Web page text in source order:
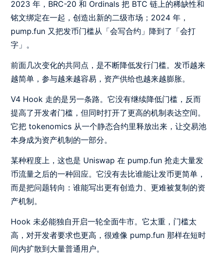
2023 年，BRC-20 和 Ordinals 把 BTC 链上的稀缺性和
铭文绑定在一起，创造出新的二级市场；2024 年，
pump.fun 又把发币门槛从「会写合约」降到了「会打
字」。
前面几次变化的共同点，是不断降低发行门槛。发币越来
越简单，参与越来越容易，资产供给也越来越膨胀。
V4 Hook 走的是另一条路。它没有继续降低门槛，反而
提高了开发者门槛，但同时打开了更高的机制表达空间。
它把 tokenomics 从一个静态合约里释放出来，让交易池
本身成为资产机制的一部分。
某种程度上，这也是 Uniswap 在 pump.fun 抢走大量发
币流量之后的一种回应。它没有去比谁能让发币更简单，
而是把问题转向：谁能写出更有创造力、更难被复制的资
产机制。
Hook 未必能独自开启一轮全面牛市。它太重，门槛太
高，对开发者要求也更高，很难像 pump.fun 那样在短时
间内扩散到大量普通用户。